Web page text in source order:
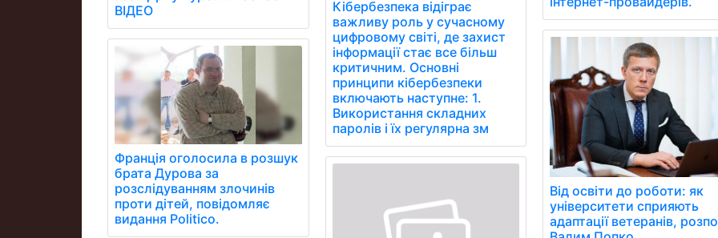
ВІДЕО
Франція оголосила в розшук
брата Дурова за
розслідуванням злочинів
проти дітей, повідомляє
видання Politico.
Кібербезпека відіграє
важливу роль у сучасному
цифровому світі, де захист
інформації стає все більш
критичним. Основні
принципи кібербезпеки
включають наступне: 1.
Використання складних
паролів і їх регулярна зм
Від освіти до роботи: як
університети сприяють
адаптації ветеранів,